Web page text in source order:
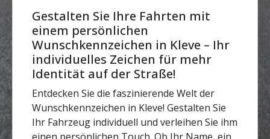
Gestalten Sie Ihre Fahrten mit
einem persönlichen
Wunschkennzeichen in Kleve – Ihr
individuelles Zeichen für mehr
Identität auf der Straße!
Entdecken Sie die faszinierende Welt der
Wunschkennzeichen in Kleve! Gestalten Sie
Ihr Fahrzeug individuell und verleihen Sie ihm